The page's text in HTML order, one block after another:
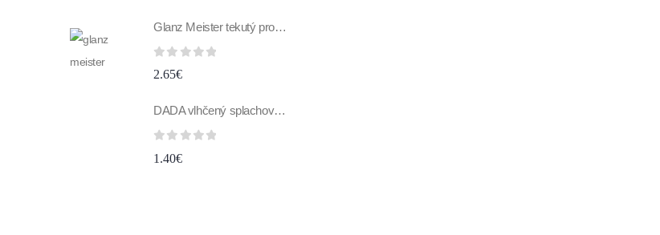
Glanz Meister tekutý prostriedok na umývanie skiel a zrkadiel 1 l antipara
2.65€
DADA vlhčený splachovací toaletný papier s vôňou banána 60 ks
1.40€